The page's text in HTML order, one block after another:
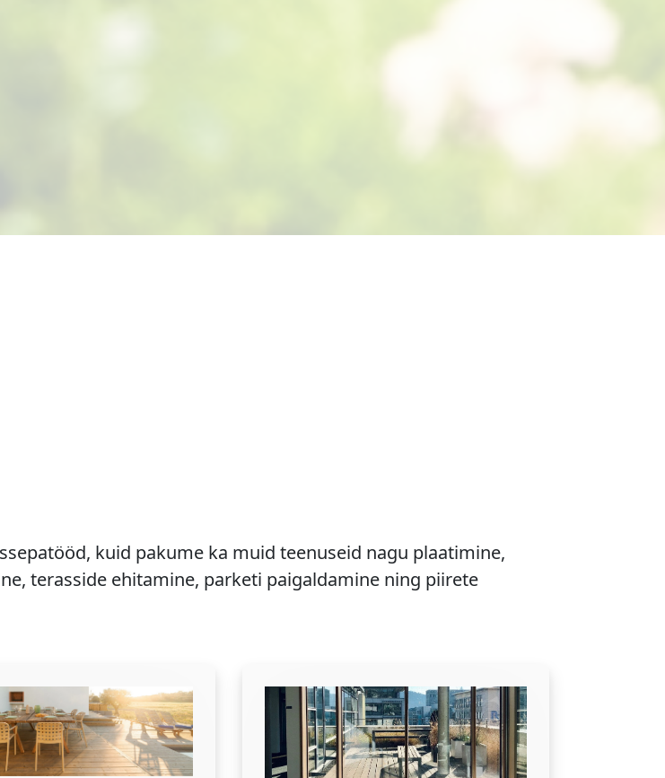
kuid pakume ka muid teenuseid nagu plaatimine,
terasside ehitamine, parketi paigaldamine ning piirete